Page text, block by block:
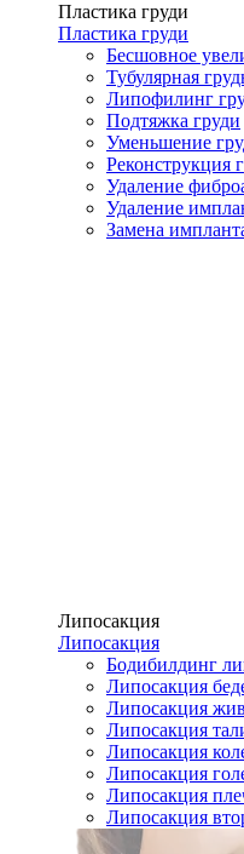
Пластика груди
Пластика груди
Бесшовное
Тубулярная
Липофилинг
Подтяжка груди
Уменьшение
Реконструкция
Удаление
Удаление
Замена
Липосакция
Липосакция
Бодибилдинг
Липосакция
Липосакция
Липосакция
Липосакция
Липосакция
Липосакция
Липосакция